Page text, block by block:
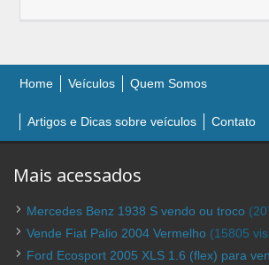
Home Veículos Quem Somos
Artigos e Dicas sobre veículos Contato
Mais acessados
Mercedes Benz 1938 S vendo ou troco
Vende Fiat Palio 2004 Vermelho (15805
Ford Ecosport 2005 XLS 1.6 (flex) para